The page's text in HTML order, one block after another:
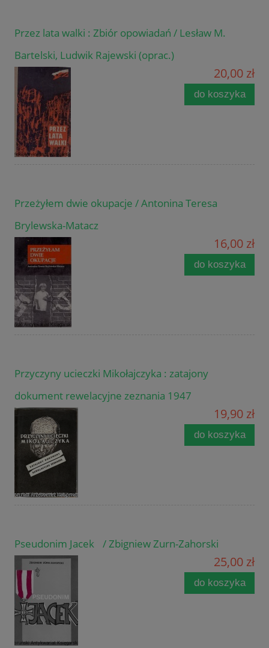
Przez lata walki : Zbiór opowiadań / Lesław M.
Bartelski, Ludwik Rajewski (oprac.)
20,00 zł
do koszyka
Przeżyłem dwie okupacje / Antonina Teresa
Brylewska-Matacz
16,00 zł
do koszyka
Przyczyny ucieczki Mikołajczyka : zatajony
dokument rewelacyjne zeznania 1947
19,90 zł
do koszyka
Pseudonim Jacek / Zbigniew Zurn-Zahorski
25,00 zł
do koszyka